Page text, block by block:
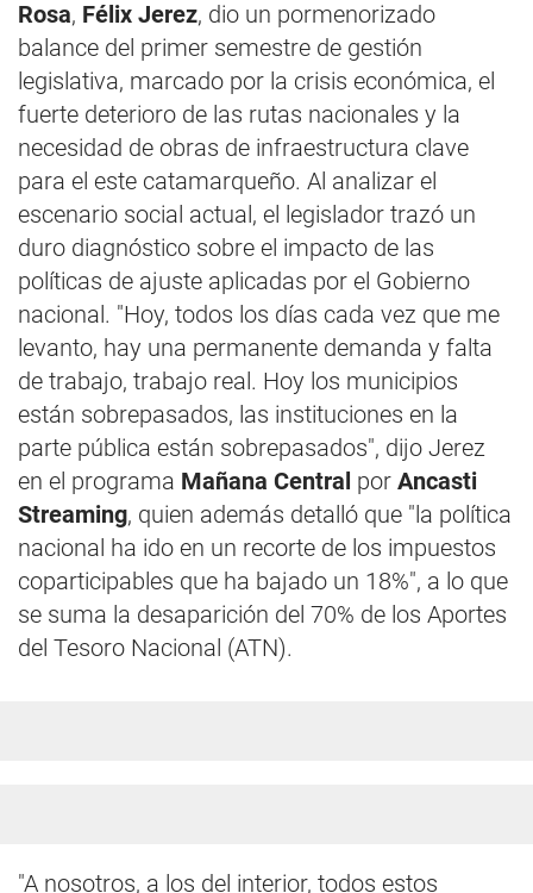
Rosa, Félix Jerez, dio un pormenorizado
balance del primer semestre de gestión
legislativa, marcado por la crisis económica, el
fuerte deterioro de las rutas nacionales y la
necesidad de obras de infraestructura clave
para el este catamarqueño. Al analizar el
escenario social actual, el legislador trazó un
duro diagnóstico sobre el impacto de las
políticas de ajuste aplicadas por el Gobierno
nacional. "Hoy, todos los días cada vez que me
levanto, hay una permanente demanda y falta
de trabajo, trabajo real. Hoy los municipios
están sobrepasados, las instituciones en la
parte pública están sobrepasados", dijo Jerez
en el programa Mañana Central por Ancasti
Streaming, quien además detalló que "la política
nacional ha ido en un recorte de los impuestos
coparticipables que ha bajado un 18%", a lo que
se suma la desaparición del 70% de los Aportes
del Tesoro Nacional (ATN).
"A nosotros, a los del interior, todos estos